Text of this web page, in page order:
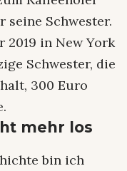
Schwester.
2019 in New York
Schwester, die
300 Euro
mehr los
bin ich